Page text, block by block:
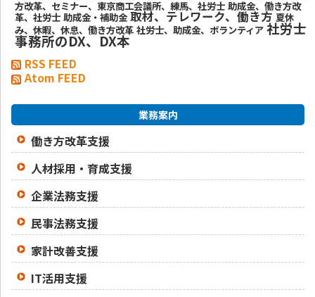
方改革、セミナー、東京商工会議所、練馬、社労士 助成金、働き方改
革、社労士 助成金・補助金 取材、テレワーク、働き方 夏休
み、休暇、休息、働き方改革 社労士、助成金、ボランティア 社労士
事務所のDX、DX本
RSS FEED
Atom FEED
業務案内
働き方改革支援
人材採用・育成支援
企業法務支援
民事法務支援
家計改善支援
IT活用支援